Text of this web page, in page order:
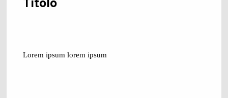
Lorem ipsum lorem ipsum